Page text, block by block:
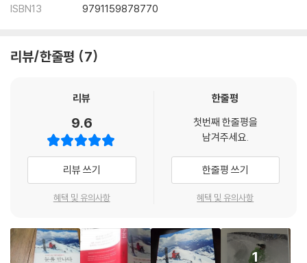
ISBN13
9791159878770
리뷰/한줄평 7
리뷰
9.6
리뷰 쓰기
혜택 및 유의사항
한줄평
첫번째 한줄평을
남겨주세요.
한줄평 쓰기
혜택 및 유의사항
1